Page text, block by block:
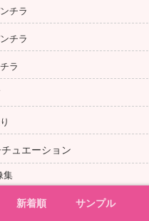
チラ
チラ
ラ
ュエーション
集
ンパンチラ
新着順 サンプル